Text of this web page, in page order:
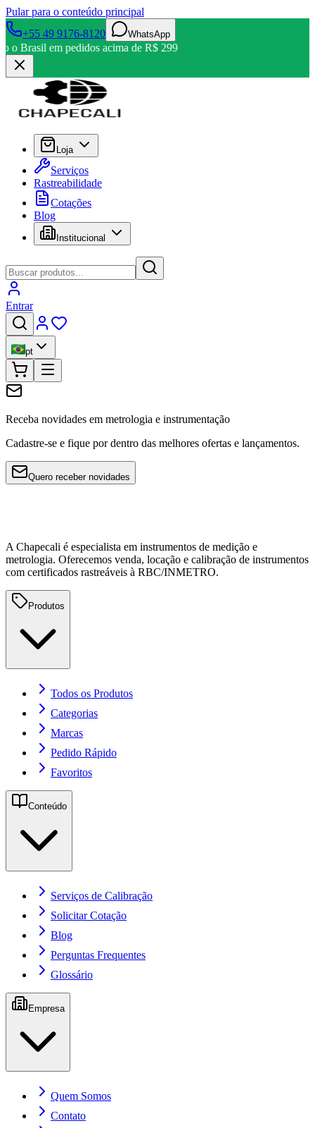
Pular para o conteúdo principal
+55 49 9176-8120
WhatsApp
o Brasil em pedidos acima de R$ 299
Loja
Serviços
Rastreabilidade
Cotações
Blog
Institucional
Entrar
pt
Receba novidades em metrologia e instrumentação
Cadastre-se e fique por dentro das melhores ofertas e lançamentos.
Quero receber novidades
A Chapecali é especialista em instrumentos de medição e
metrologia. Oferecemos venda, locação e calibração de instrumentos
com certificados rastreáveis à RBC/INMETRO.
Produtos
Todos os Produtos
Categorias
Marcas
Pedido Rápido
Favoritos
Conteúdo
Serviços de Calibração
Solicitar Cotação
Blog
Perguntas Frequentes
Glossário
Empresa
Quem Somos
Contato